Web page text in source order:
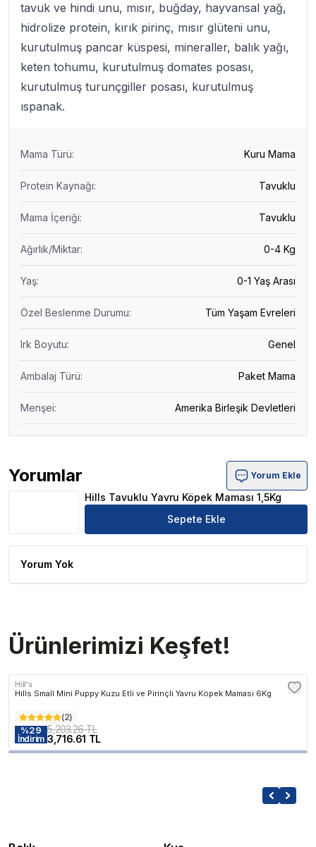
tavuk ve hindi unu, mısır, buğday, hayvansal yağ,
hidrolize protein, kırık pirinç, mısır glüteni unu,
kurutulmuş pancar küspesi, mineraller, balık yağı,
keten tohumu, kurutulmuş domates posası,
kurutulmuş turunçgiller posası, kurutulmuş
ıspanak.
Mama Türü: Kuru Mama
Protein Kaynağı: Tavuklu
Mama İçeriği: Tavuklu
Ağırlık/Miktar: 0-4 Kg
Yaş: 0-1 Yaş Arası
Özel Beslenme Durumu: Tüm Yaşam Evreleri
Irk Boyutu: Genel
Ambalaj Türü: Paket Mama
Menşei: Amerika Birleşik Devletleri
Yorumlar
Hills Tavuklu Yavru Köpek Maması 1,5Kg Ürün Yorumları
Yorum Ekle
Hills Tavuklu Yavru Köpek Maması 1,5Kg
Sepete Ekle
Yorum Yok
Ürünlerimizi Keşfet!
Hill's
Hills Small Mini Puppy Kuzu Etli ve Pirinçli Yavru Köpek Maması 6Kg
(2)
%29
İndirim
5,203.26 TL
3,716.61 TL